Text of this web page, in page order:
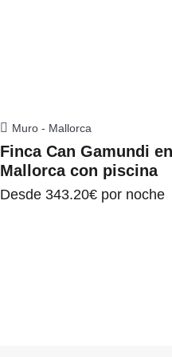
Muro - Mallorca
Finca Can Gamundi en
Mallorca con piscina
Desde 343.20€ por noche